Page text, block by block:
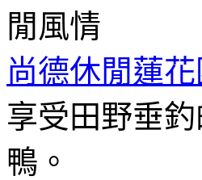
閒風情
尚德休閒蓮花
享受田野垂
鴨。